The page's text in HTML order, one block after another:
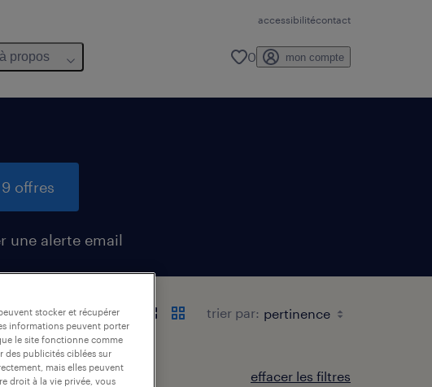
accessibilitécontact
à propos 0 mon compte
offres
une alerte email
trier par:
effacer les filtres
stocker et récupérer
informations peuvent porter
le site fonctionne comme
des publicités ciblées sur
mais elles peuvent
droit à la vie privée, vous